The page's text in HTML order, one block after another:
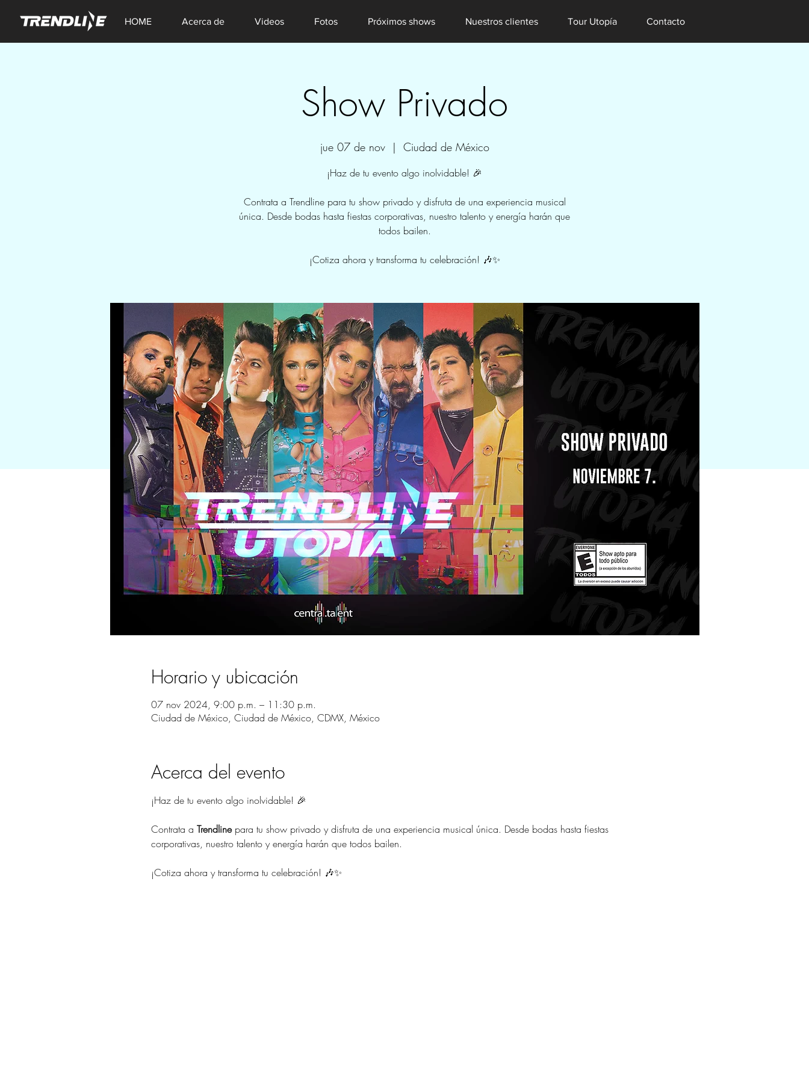
HOME Acerca de Videos Fotos Próximos shows Nuestros clientes Tour Utopía Contacto
Show Privado
jue 07 de nov
  |
Ciudad de México
¡Haz de tu evento algo inolvidable! 🎉
Contrata a Trendline para tu show privado y disfruta de una experiencia musical
única. Desde bodas hasta fiestas corporativas, nuestro talento y energía harán que
todos bailen.
¡Cotiza ahora y transforma tu celebración! 🎶✨
Horario y ubicación
07 nov 2024, 9:00 p.m. – 11:30 p.m.
Ciudad de México, Ciudad de México, CDMX, México
Acerca del evento
¡Haz de tu evento algo inolvidable! 🎉
Contrata a Trendline para tu show privado y disfruta de una experiencia musical única. Desde bodas hasta fiestas
corporativas, nuestro talento y energía harán que todos bailen.
¡Cotiza ahora y transforma tu celebración! 🎶✨